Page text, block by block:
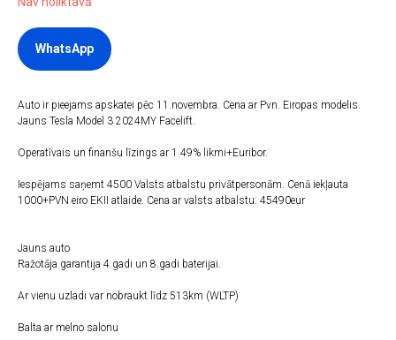
WhatsApp
Auto ir pieejams apskatei pēc 11.novembra. Cena ar Pvn. Eiropas modelis.
Jauns Tesla Model 3 2024MY Facelift.
Operatīvais un finanšu līzings ar 1.49% likmi+Euribor.
Iespējams saņemt 4500 Valsts atbalstu privātpersonām. Cenā iekļauta
1000+PVN eiro EKII atlaide. Cena ar valsts atbalstu: 45490eur
Jauns auto
Ražotāja garantija 4.gadi un 8.gadi baterijai.
Ar vienu uzladi var nobraukt līdz 513km (WLTP)
Balta ar melno salonu